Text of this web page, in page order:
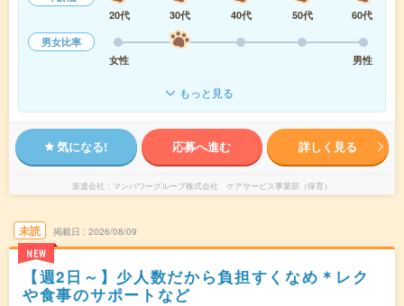
20代
30代 40代 50代
60代
男女比率
女性
男性
もっと見る
気になる! 応募へ進む 詳しく見る
派遣会社 マンパワーグループ株式会社 ケアサービス事業部（保育）
未読
NEW
掲載日 2026/08/09
【週2日～】少人数だから負担すくなめ＊レク
や食事のサポートなど